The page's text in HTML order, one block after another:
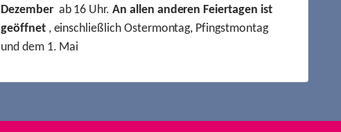
Dezemberab 16 Uhr.An allen anderen Feiertagen ist
geöffnet, einschließlich Ostermontag, Pfingstmontag
und dem 1. Mai